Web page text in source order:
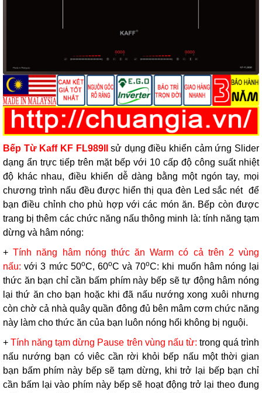
Bếp Từ Kaff KF FL989IIsử dụng điều khiển cảm ứng Slider
dạng ẩn trực tiếp trên mặt bếp với 10 cấp độ công suất nhiệt
độ khác nhau, điều khiển dễ dàng bằng một ngón tay, mọi
chương trình nấu đều được hiển thị qua đèn Led sắc nét để
bạn điều chỉnh cho phù hợp với các món ăn. Bếp còn được
trang bị thêm các chức năng nấu thông minh là: tính năng tạm
dừng và hâm nóng:
+Tính năng hâm nóng thức ăn Warm có cả trên 2 vùng
nấu: với 3 mức 50oC, 60oC và 70oC: khi muốn hâm nóng lại
thức ăn bạn chỉ cần bấm phím này bếp sẽ tự động hâm nóng
lại thứ ăn cho bạn hoặc khi đã nấu nướng xong xuôi nhưng
còn chờ cả nhà quây quần đông đủ bên mâm cơm chức năng
này làm cho thức ăn của bạn luôn nóng hổi không bị nguội.
+Tính năng tạm dừng Pause trên vùng nấu từ: trong quá trình
nấu nướng bạn có viêc cần rời khỏi bếp nấu một thời gian
bạn bấm phím này bếp sẽ tạm dừng, khi trở lại bếp bạn chỉ
cần bấm lại vào phím này bếp sẽ hoạt động trở lại theo đung